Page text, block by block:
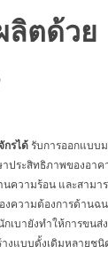
ตด้วย
กรได้ รับการออกแบบ
ประสิทธิภาพของอาค
ความร้อน และสามา
งความต้องการด้านฉ
เบายังทำให้การขนส่
งแบบดั้งเดิมหลายชนิ